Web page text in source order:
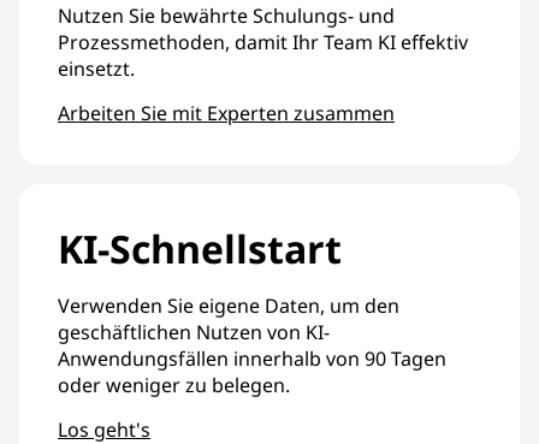
Nutzen Sie bewährte Schulungs- und
Prozessmethoden, damit Ihr Team KI effektiv
einsetzt.
Arbeiten Sie mit Experten zusammen
KI-Schnellstart
Verwenden Sie eigene Daten, um den
geschäftlichen Nutzen von KI-
Anwendungsfällen innerhalb von 90 Tagen
oder weniger zu belegen.
Los geht's